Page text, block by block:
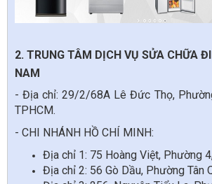
2. TRUNG TÂM DỊCH VỤ SỬA CHỮA
NAM
- Địa chỉ: 29/2/68A Lê Đức Thọ,
TPHCM.
- CHI NHÁNH HỒ CHÍ MINH:
Địa chỉ 1: 75 Hoàng Việt, Phường
Địa chỉ 2: 56 Gò Dầu, Phường Tân